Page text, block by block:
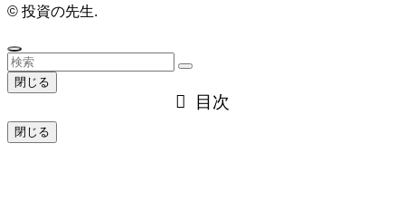
© 投資の先生.
閉じる
目次
閉じる